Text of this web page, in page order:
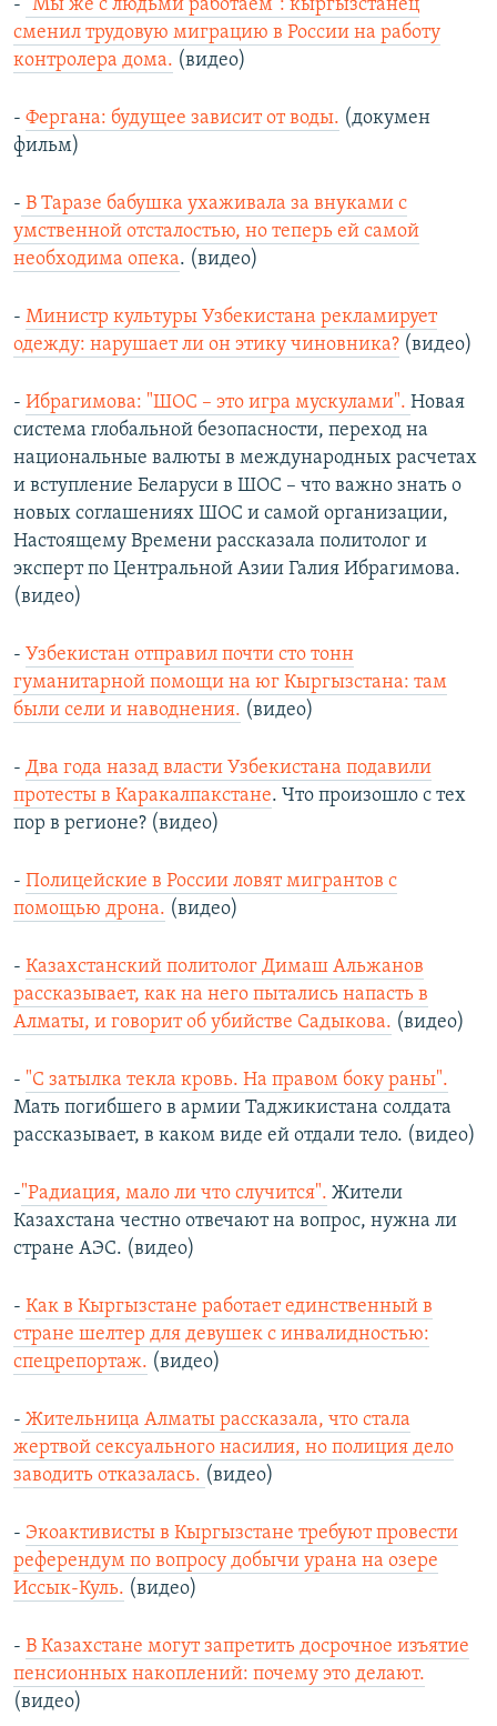
- "Мы же с людьми работаем": кыргызстанец
сменил трудовую миграцию в России на работу
контролера дома. (видео)
- Фергана: будущее зависит от воды. (докумен
фильм)
- В Таразе бабушка ухаживала за внуками с
умственной отсталостью, но теперь ей самой
необходима опека. (видео)
- Министр культуры Узбекистана рекламирует
одежду: нарушает ли он этику чиновника? (видео)
- Ибрагимова: "ШОС – это игра мускулами". Новая
система глобальной безопасности, переход на
национальные валюты в международных расчетах
и вступление Беларуси в ШОС – что важно знать о
новых соглашениях ШОС и самой организации,
Настоящему Времени рассказала политолог и
эксперт по Центральной Азии Галия Ибрагимова.
(видео)
- Узбекистан отправил почти сто тонн
гуманитарной помощи на юг Кыргызстана: там
были сели и наводнения. (видео)
- Два года назад власти Узбекистана подавили
протесты в Каракалпакстане. Что произошло с тех
пор в регионе? (видео)
- Полицейские в России ловят мигрантов с
помощью дрона. (видео)
- Казахстанский политолог Димаш Альжанов
рассказывает, как на него пытались напасть в
Алматы, и говорит об убийстве Садыкова. (видео)
- "С затылка текла кровь. На правом боку раны".
Мать погибшего в армии Таджикистана солдата
рассказывает, в каком виде ей отдали тело. (видео)
-"Радиация, мало ли что случится". Жители
Казахстана честно отвечают на вопрос, нужна ли
стране АЭС. (видео)
- Как в Кыргызстане работает единственный в
стране шелтер для девушек с инвалидностью:
спецрепортаж. (видео)
- Жительница Алматы рассказала, что стала
жертвой сексуального насилия, но полиция дело
заводить отказалась. (видео)
- Экоактивисты в Кыргызстане требуют провести
референдум по вопросу добычи урана на озере
Иссык-Куль. (видео)
- В Казахстане могут запретить досрочное изъятие
пенсионных накоплений: почему это делают.
(видео)